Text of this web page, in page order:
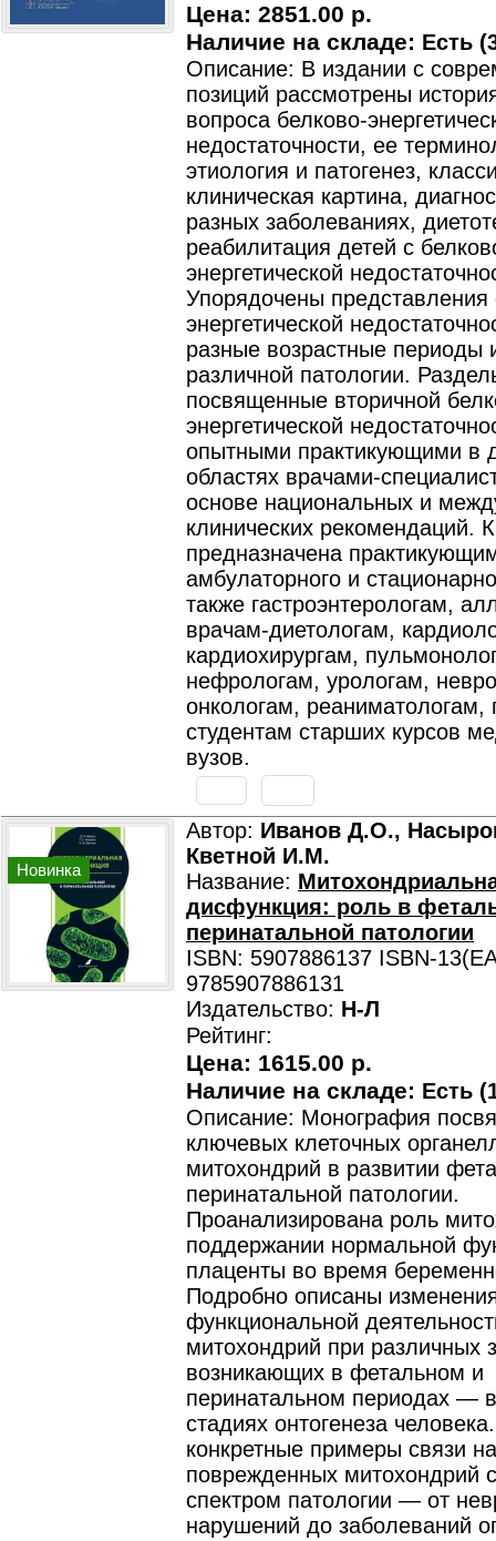
Цена: 2851.00 р.
Наличие на складе: Есть
Описание: В издании с
позиций рассмотрены
вопроса белково-
недостаточности, ее
этиология и патогенез,
клиническая картина,
разных заболеваниях,
реабилитация детей с
энергетической
Упорядочены представления
энергетической
разные возрастные периоды
различной патологии.
посвященные вторичной
энергетической
опытными практикующими в
областях врачами-
основе национальных и
клинических рекомендаций.
предназначена
амбулаторного и
также гастроэнтерологам,
врачам-диетологам,
кардиохирургам,
нефрологам, урологам,
онкологам, реаниматологам,
студентам старших курсов
вузов.
Новинка
Автор: Иванов Д.О.,
Кветной И.М.
Название:
дисфункция: роль в
перинатальной патологии
ISBN: 5907886137 ISBN-
9785907886131
Издательство: Н-Л
Рейтинг:
Цена: 1615.00 р.
Наличие на складе: Есть
Описание: Монография
ключевых клеточных
митохондрий в развитии
перинатальной патологии.
Проанализирована роль
поддержании нормальной
плаценты во время
Подробно описаны
функциональной
митохондрий при различных
возникающих в фетальном и
перинатальном периодах —
стадиях онтогенеза
конкретные примеры связи
поврежденных митохондрий
спектром патологии — от
нарушений до заболеваний